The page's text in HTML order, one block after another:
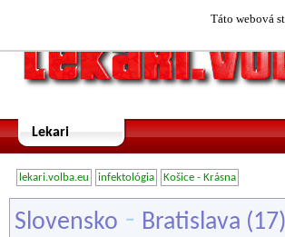
Táto webová
Lekari
lekari.volba.eu infektológia Košice - Krásna
Slovensko - Bratislava (17)